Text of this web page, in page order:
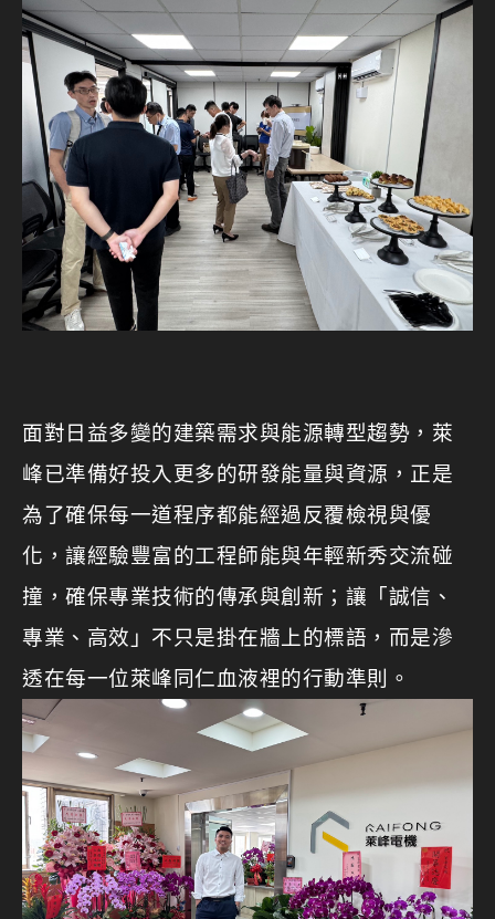
面對日益多變的建築需求與能源轉型趨勢，萊
峰已準備好投入更多的研發能量與資源，正是
為了確保每一道程序都能經過反覆檢視與優
化，讓經驗豐富的工程師能與年輕新秀交流碰
撞，確保專業技術的傳承與創新；讓「誠信、
專業、高效」不只是掛在牆上的標語，而是滲
透在每一位萊峰同仁血液裡的行動準則。